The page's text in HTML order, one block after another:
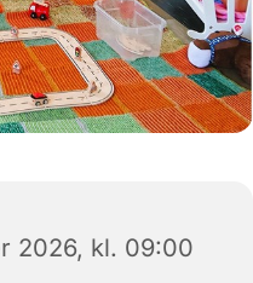
2026, kl. 09:00